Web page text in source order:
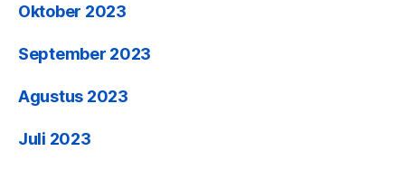
Oktober 2023
September 2023
Agustus 2023
Juli 2023